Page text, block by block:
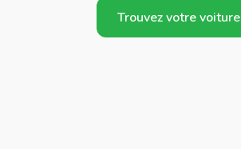
Trouvez votre voiture